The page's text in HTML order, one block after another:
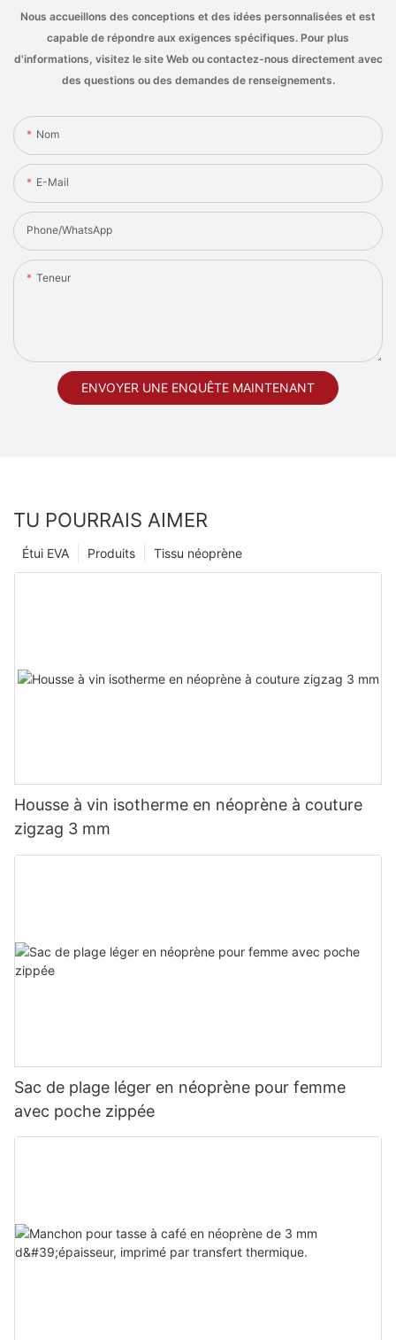
Nous accueillons des conceptions et des idées personnalisées et est
capable de répondre aux exigences spécifiques. Pour plus
d'informations, visitez le site Web ou contactez-nous directement avec
des questions ou des demandes de renseignements.
Nom
E-Mail
Phone/whatsApp
Teneur
ENVOYER UNE ENQUÊTE MAINTENANT
TU POURRAIS AIMER
Tissu néoprène
Produits
Étui EVA
Housse à vin isotherme en néoprène à couture
zigzag 3 mm
Sac de plage léger en néoprène pour femme
avec poche zippée